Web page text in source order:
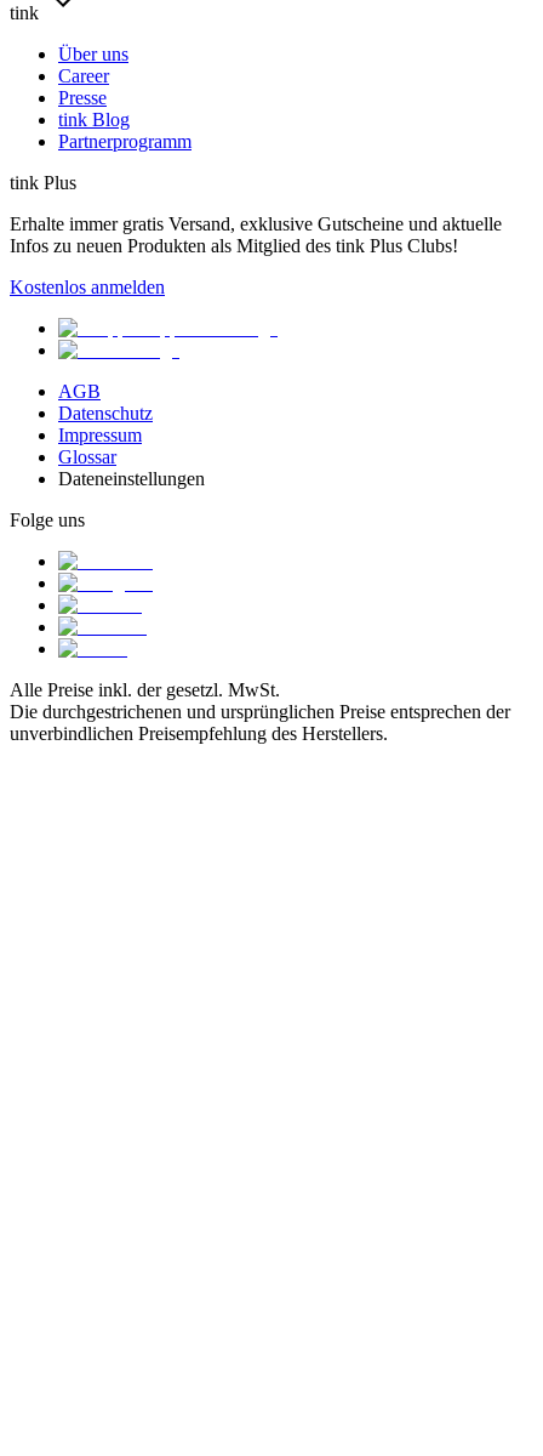
tink
Über uns
Career
Presse
tink Blog
Partnerprogramm
tink Plus
Erhalte immer gratis Versand, exklusive Gutscheine und aktuelle
Infos zu neuen Produkten als Mitglied des tink Plus Clubs!
Kostenlos anmelden
AGB
Datenschutz
Impressum
Glossar
Dateneinstellungen
Folge uns
Alle Preise inkl. der gesetzl. MwSt.
Die durchgestrichenen und ursprünglichen Preise entsprechen der
unverbindlichen Preisempfehlung des Herstellers.